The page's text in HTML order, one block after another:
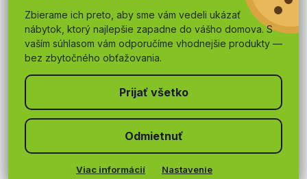
Zbierame ich preto, aby sme vám vedeli ukázať
nábytok, ktorý najlepšie zapadne do vášho domova. S
vaším súhlasom vám odporučíme vhodnejšie produkty —
bez zbytočného obťažovania.
Viac informácií Nastavenie
Odmietnuť
Vytvoril Shoptet
mojnabytok.sk. Všetky práva vyhradené.
Upraviť nastavenie cookies